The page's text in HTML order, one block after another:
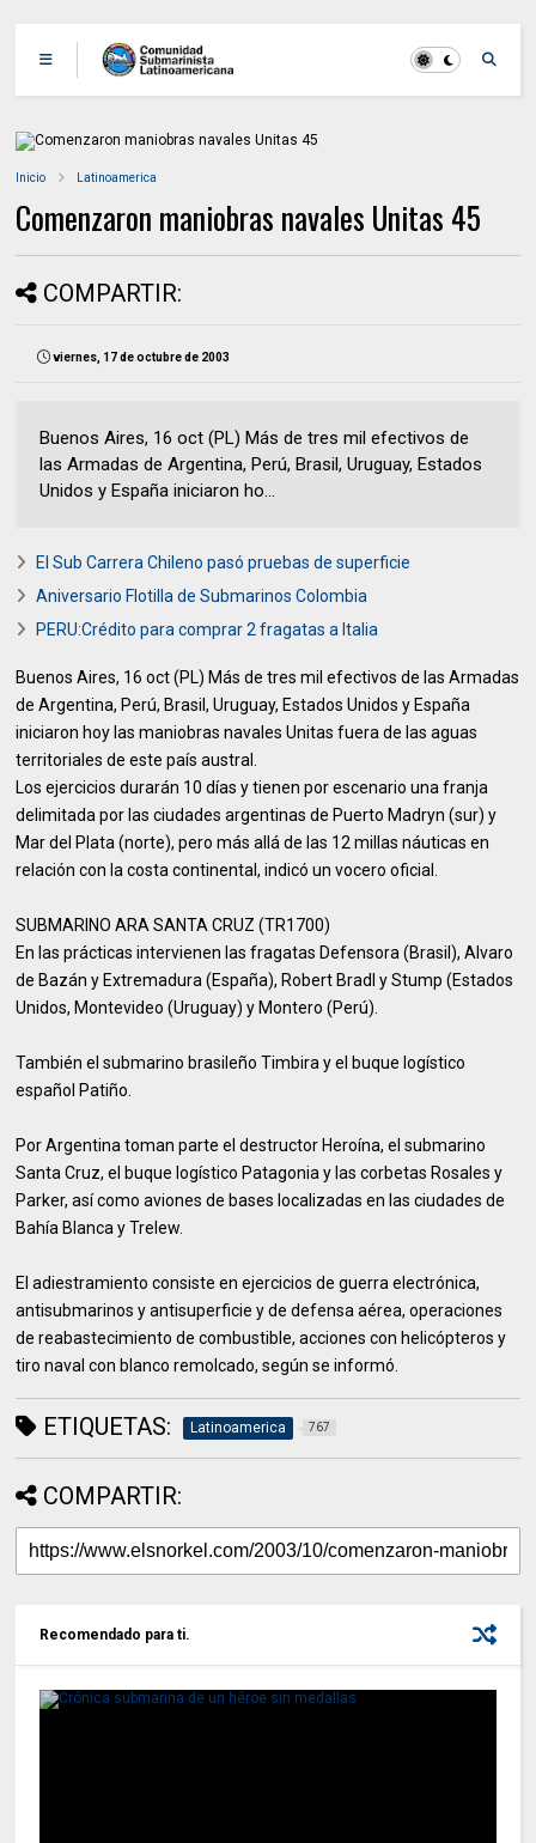
Inicio Latinoamerica
Comenzaron maniobras navales Unitas 45
COMPARTIR:
viernes, 17 de octubre de 2003
Buenos Aires, 16 oct (PL) Más de tres mil efectivos de
las Armadas de Argentina, Perú, Brasil, Uruguay, Estados
Unidos y España iniciaron ho...
El Sub Carrera Chileno pasó pruebas de superficie
Aniversario Flotilla de Submarinos Colombia
PERU:Crédito para comprar 2 fragatas a Italia
Buenos Aires, 16 oct (PL) Más de tres mil efectivos de las Armadas
de Argentina, Perú, Brasil, Uruguay, Estados Unidos y España
iniciaron hoy las maniobras navales Unitas fuera de las aguas
territoriales de este país austral.
Los ejercicios durarán 10 días y tienen por escenario una franja
delimitada por las ciudades argentinas de Puerto Madryn (sur) y
Mar del Plata (norte), pero más allá de las 12 millas náuticas en
relación con la costa continental, indicó un vocero oficial.
SUBMARINO ARA SANTA CRUZ (TR1700)
En las prácticas intervienen las fragatas Defensora (Brasil), Alvaro
de Bazán y Extremadura (España), Robert Bradl y Stump (Estados
Unidos, Montevideo (Uruguay) y Montero (Perú).
También el submarino brasileño Timbira y el buque logístico
español Patiño.
Por Argentina toman parte el destructor Heroína, el submarino
Santa Cruz, el buque logístico Patagonia y las corbetas Rosales y
Parker, así como aviones de bases localizadas en las ciudades de
Bahía Blanca y Trelew.
El adiestramiento consiste en ejercicios de guerra electrónica,
antisubmarinos y antisuperficie y de defensa aérea, operaciones
de reabastecimiento de combustible, acciones con helicópteros y
tiro naval con blanco remolcado, según se informó.
ETIQUETAS: Latinoamerica 767
COMPARTIR:
Recomendado para ti.